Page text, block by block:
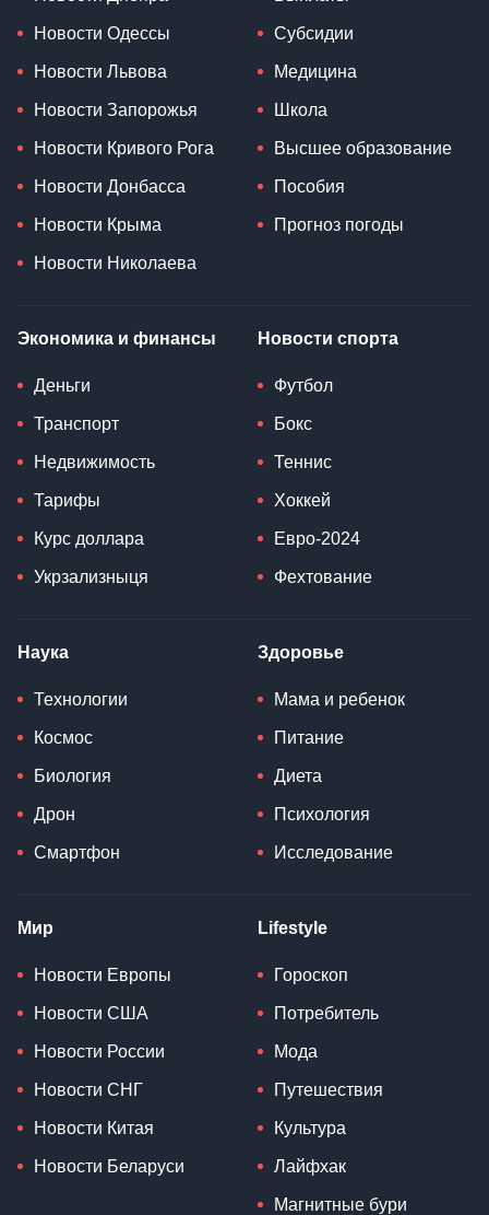
Новости Одессы
Новости Львова
Новости Запорожья
Новости Кривого Рога
Новости Донбасса
Новости Крыма
Новости Николаева
Субсидии
Медицина
Школа
Высшее образование
Пособия
Прогноз погоды
Экономика и финансы
Деньги
Транспорт
Недвижимость
Тарифы
Курс доллара
Укрзализныця
Новости спорта
Футбол
Бокс
Теннис
Хоккей
Евро-2024
Фехтование
Наука
Технологии
Космос
Биология
Дрон
Смартфон
Здоровье
Мама и ребенок
Питание
Диета
Психология
Исследование
Мир
Новости Европы
Новости США
Новости России
Новости СНГ
Новости Китая
Новости Беларуси
Lifestyle
Гороскоп
Потребитель
Мода
Путешествия
Культура
Лайфхак
Магнитные бури